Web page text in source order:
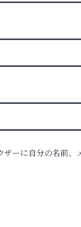
ーに自分の名前、